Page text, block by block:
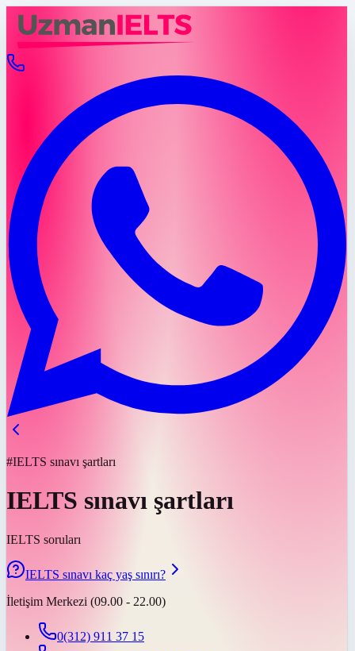
#IELTS sınavı şartları
IELTS sınavı şartları
IELTS soruları
IELTS sınavı kaç yaş sınırı?
İletişim Merkezi (09.00 - 22.00)
0(312) 911 37 15